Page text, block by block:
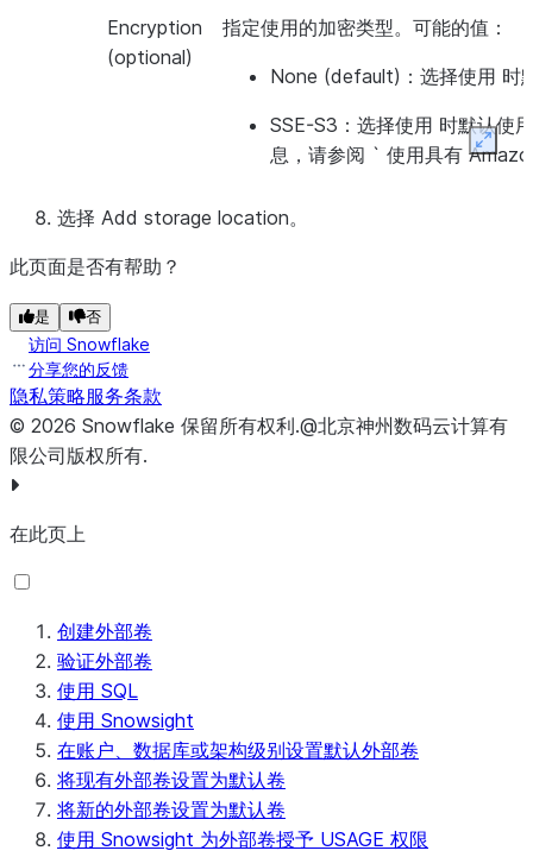
Encryption
(optional)
指定使用的加密类型。可能的值：
None (default) ：选择使用
SSE-S3 ：选择使用 时默认使
息，请参阅 ` 使用具有
(https://
Connectivity
储卷的专用连接。可能的值：
选择 Add storage location。
此页面是否有帮助？
是 否
访问 Snowflake
分享您的反馈
隐私策略服务条款
© 2026 Snowflake 保留所有权利.@北京神州数码云计算有
限公司版权所有.
在此页上
创建外部卷
验证外部卷
使用 SQL
使用 Snowsight
在账户、数据库或架构级别设置默认外部卷
将现有外部卷设置为默认卷
将新的外部卷设置为默认卷
使用 Snowsight 为外部卷授予 USAGE 权限